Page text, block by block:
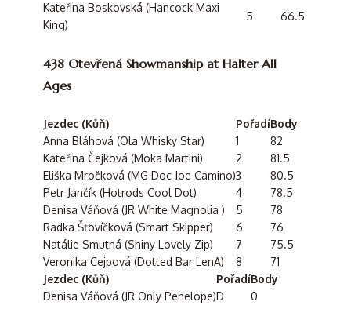
Kateřina Boskovská (Hancock Maxi
King)
5 66.5
438 Otevřená Showmanship at Halter All
Ages
Jezdec (Kůň) PořadíBody
Anna Bláhová (Ola Whisky Star)
1
82
Kateřina Čejková (Moka Martini)
2
81.5
Eliška Mročková (MG Doc Joe Camino)3
80.5
Petr Jančík (Hotrods Cool Dot)
4
78.5
Denisa Váňová (JR White Magnolia )
5
78
Radka Šťovíčková (Smart Skipper)
6
76
Natálie Smutná (Shiny Lovely Zip)
7
75.5
Veronika Cejpová (Dotted Bar LenA)
8
71
Jezdec (Kůň)
PořadíBody
Denisa Váňová (JR Only Penelope)D 0